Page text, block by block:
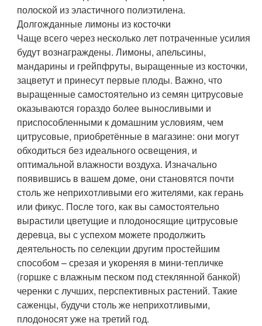
полоской из эластичного полиэтилена.
Долгожданные лимоны из косточки
Чаще всего через несколько лет потраченные усилия
будут вознаграждены. Лимоны, апельсины,
мандарины и грейпфруты, выращенные из косточки,
зацветут и принесут первые плоды. Важно, что
выращенные самостоятельно из семян цитрусовые
оказываются гораздо более выносливыми и
приспособленными к домашним условиям, чем
цитрусовые, приобретённые в магазине: они могут
обходиться без идеального освещения, и
оптимальной влажности воздуха. Изначально
появившись в вашем доме, они становятся почти
столь же неприхотливыми его жителями, как герань
или фикус. После того, как вы самостоятельно
вырастили цветущие и плодоносящие цитрусовые
деревца, вы с успехом можете продолжить
деятельность по селекции другим простейшим
способом – срезая и укореняя в мини-тепличке
(горшке с влажным песком под стеклянной банкой)
черенки с лучших, перспективных растений. Такие
саженцы, будучи столь же неприхотливыми,
плодоносят уже на третий год.